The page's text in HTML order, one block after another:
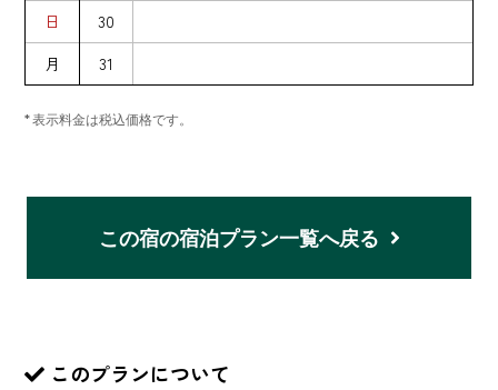
日
30
月
31
* 表示料金は税込価格です。
この宿の宿泊プラン一覧へ戻る
このプランについて